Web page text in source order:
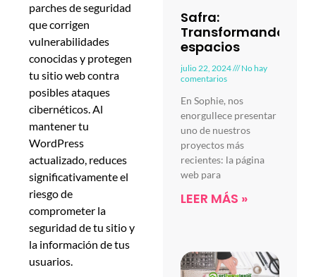
parches de seguridad
que corrigen
vulnerabilidades
conocidas y protegen
tu sitio web contra
posibles ataques
cibernéticos. Al
mantener tu
WordPress
actualizado, reduces
significativamente el
riesgo de
comprometer la
seguridad de tu sitio y
la información de tus
usuarios.
Safra:
Transformando
espacios
julio 22, 2024
No hay
comentarios
En Sophie, nos
enorgullece presentar
uno de nuestros
proyectos más
recientes: la página
web para
LEER MÁS »